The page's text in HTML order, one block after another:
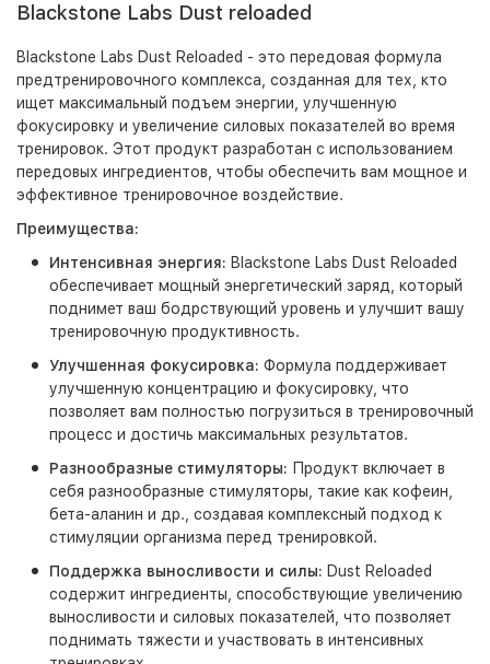
Blackstone Labs Dust reloaded
Blackstone Labs Dust Reloaded - это передовая формула
предтренировочного комплекса, созданная для тех, кто
ищет максимальный подъем энергии, улучшенную
фокусировку и увеличение силовых показателей во время
тренировок. Этот продукт разработан с использованием
передовых ингредиентов, чтобы обеспечить вам мощное и
эффективное тренировочное воздействие.
Преимущества:
Интенсивная энергия: Blackstone Labs Dust Reloaded
обеспечивает мощный энергетический заряд, который
поднимет ваш бодрствующий уровень и улучшит вашу
тренировочную продуктивность.
Улучшенная фокусировка: Формула поддерживает
улучшенную концентрацию и фокусировку, что
позволяет вам полностью погрузиться в тренировочный
процесс и достичь максимальных результатов.
Разнообразные стимуляторы: Продукт включает в
себя разнообразные стимуляторы, такие как кофеин,
бета-аланин и др., создавая комплексный подход к
стимуляции организма перед тренировкой.
Поддержка выносливости и силы: Dust Reloaded
содержит ингредиенты, способствующие увеличению
выносливости и силовых показателей, что позволяет
поднимать тяжести и участвовать в интенсивных